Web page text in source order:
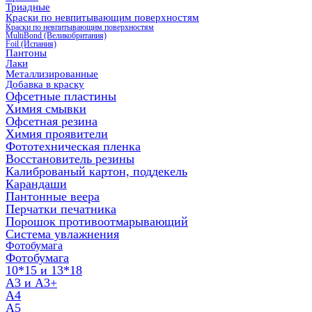
Триадные
Краски по невпитывающим поверхностям
Краски по невпитывающим поверхностям
MultiBond (Великобритания)
Foil (Испания)
Пантоны
Лаки
Металлизированные
Добавка в краску
Офсетные пластины
Химия смывки
Офсетная резина
Химия проявители
Фототехническая пленка
Восстановитель резины
Калиброваный картон, поддекель
Карандаши
Пантонные веера
Перчатки печатника
Порошок противоотмарывающий
Система увлажнения
Фотобумага
Фотобумага
10*15 и 13*18
A3 и А3+
А4
А5